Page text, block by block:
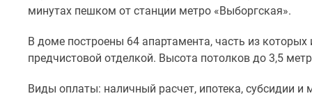
минутах пешком от станции метро «Выборгская».
В доме построены 64 апартамента, часть из
предчистовой отделкой. Высота потолков до 3,5
Виды оплаты: наличный расчет, ипотека, субсидии и